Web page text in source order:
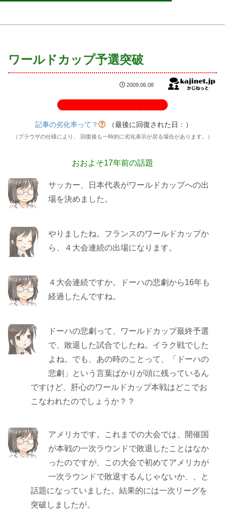
ワールドカップ予選突破
2009.06.08
記事の劣化率って？ （最後に回復された日： ）
（ブラウザの仕様により、 回復後も一時的に劣化表示が戻る場合があります。）
おおよそ17年前の話題
サッカー、日本代表がワールドカップへの出
場を決めました。
やりましたね。フランスのワールドカップか
ら、４大会連続の出場になります。
４大会連続ですか。ドーハの悲劇から16年も
経過したんですね。
ドーハの悲劇って、ワールドカップ最終予選
で、敗退した試合でしたね。イラク戦でした
よね。でも、あの時のことって、「ドーハの
悲劇」という言葉ばかりが頭に残っているん
ですけど、肝心のワールドカップ本戦はどこでお
こなわれたのでしょうか？？
アメリカです。これまでの大会では、開催国
が本戦の一次ラウンドで敗退したことはなか
ったのですが、この大会で初めてアメリカが
一次ラウンドで敗退するんじゃないか、、と
話題になっていました。結果的には一次リーグを
突破しましたが。